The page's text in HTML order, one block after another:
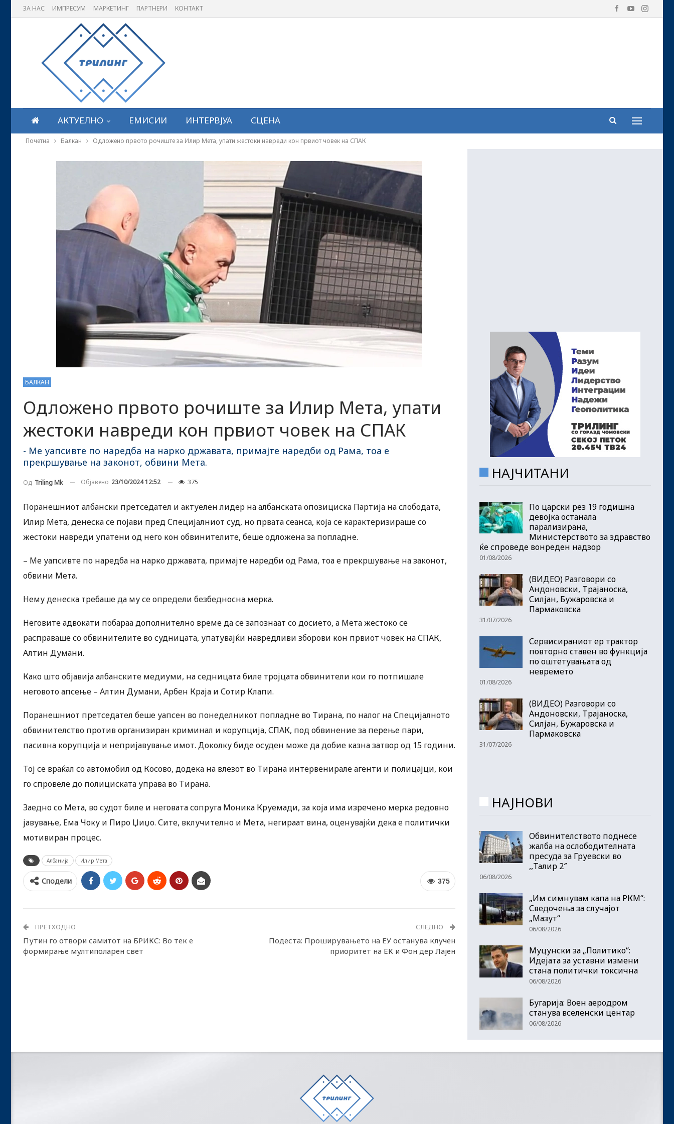
ЗА НАС ИМПРЕСУМ МАРКЕТИНГ ПАРТНЕРИ КОНТАКТ
АКТУЕЛНО ЕМИСИИ ИНТЕРВЈУА СЦЕНА
Почетна Балкан Одложено првото рочиште за Илир Мета, упати жестоки навреди кон првиот човек на СПАК
БАЛКАН
Одложено првото рочиште за Илир Мета, упати
жестоки навреди кон првиот човек на СПАК
- Ме уапсивте по наредба на нарко државата, примајте наредби од Рама, тоа е
прекршување на законот, обвини Мета.
Од Triling Mk Објавено 23/10/2024 12:52 375
Поранешниот албански претседател и актуелен лидер на албанската опозициска Партија на слободата,
Илир Мета, денеска се појави пред Специјалниот суд, но првата сеанса, која се карактеризираше со
жестоки навреди упатени од него кон обвинителите, беше одложена за попладне.
– Ме уапсивте по наредба на нарко државата, примајте наредби од Рама, тоа е прекршување на законот,
обвини Мета.
Нему денеска требаше да му се определи безбедносна мерка.
Неговите адвокати побараа дополнително време да се запознаат со досието, а Мета жестоко се
расправаше со обвинителите во судницата, упатувајќи навредливи зборови кон првиот човек на СПАК,
Алтин Думани.
Како што објавија албанските медиуми, на седницата биле тројцата обвинители кои го потпишале
неговото апсење – Алтин Думани, Арбен Краја и Сотир Клапи.
Поранешниот претседател беше уапсен во понеделникот попладне во Тирана, по налог на Специјалното
обвинителство против организиран криминал и корупција, СПАК, под обвинение за перење пари,
пасивна корупција и непријавување имот. Доколку биде осуден може да добие казна затвор од 15 години.
Тој се враќал со автомобил од Косово, додека на влезот во Тирана интервенирале агенти и полицајци, кои
го спровеле до полициската управа во Тирана.
Заедно со Мета, во судот биле и неговата сопруга Моника Круемади, за која има изречено мерка редовно
јавување, Ема Чоку и Пиро Џиџо. Сите, вклучително и Мета, негираат вина, оценувајќи дека е политички
мотивиран процес.
Албанија Илир Мета
375
Сподели
ПРЕТХОДНО
Путин го отвори самитот на БРИКС: Во тек е
формирање мултиполарен свет
СЛЕДНО
Подеста: Проширувањето на ЕУ останува клучен
приоритет на ЕК и Фон дер Лајен
НАЈЧИТАНИ
По царски рез 19 годишна
девојка останала
парализирана,
Министерството за здравство
ќе спроведе вонреден надзор
01/08/2026
(ВИДЕО) Разговори со
Андоновски, Трајаноска,
Силјан, Бужаровска и
Пармаковска
31/07/2026
Сервисираниот ер трактор
повторно ставен во функција
по оштетувањата од
невремето
01/08/2026
(ВИДЕО) Разговори со
Андоновски, Трајаноска,
Силјан, Бужаровска и
Пармаковска
31/07/2026
НАЈНОВИ
Обвинителството поднесе
жалба на ослободителната
пресуда за Груевски во
,,Талир 2″
06/08/2026
„Им симнувам капа на РКМ“:
Сведочења за случајот
„Мазут“
06/08/2026
Муцунски за „Политико“:
Идејата за уставни измени
стана политички токсична
06/08/2026
Бугарија: Воен аеродром
станува вселенски центар
06/08/2026